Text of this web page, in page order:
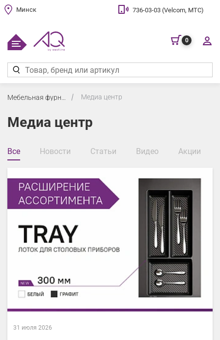
Минск 736-03-03 (Velcom, МТС)
0
Медиа центр
Медиа центр
Все Новости Статьи Видео Акции
31 июля 2026